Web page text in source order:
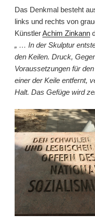
Das Denkmal besteht
links und rechts von
KünstlerAchim Zinkann
„ … In der Skulptur
den Keilen. Druck,
Voraussetzungen für
einer der Keile entfernt,
Halt. Das Gefüge wird